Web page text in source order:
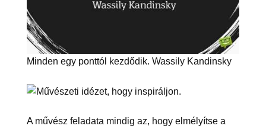
Minden egy ponttól kezdődik. Wassily Kandinsky
A művész feladata mindig az, hogy elmélyítse a